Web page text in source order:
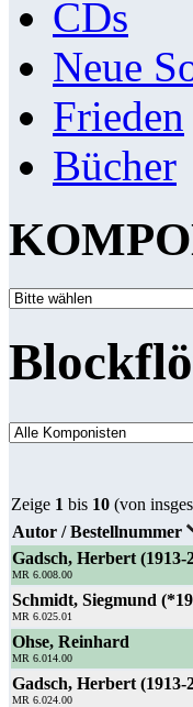
CDs
Neue
Frieden
Bücher
Zeige 1 bis 10 (von
Autor / Bestellnummer
Gadsch, Herbert (1913-
MR 6.008.00
Schmidt, Siegmund
MR 6.025.01
Ohse, Reinhard
MR 6.014.00
Gadsch, Herbert (1913-
MR 6.024.00